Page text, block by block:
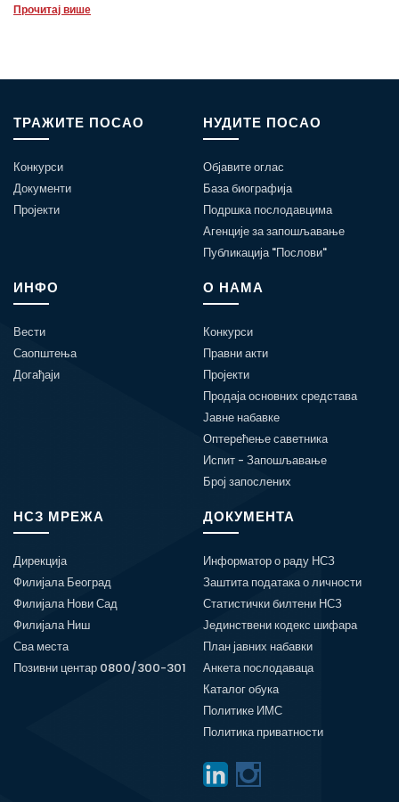
Прочитај више
ТРАЖИТЕ ПОСАО
Конкурси
Документи
Пројекти
НУДИТЕ ПОСАО
Објавите оглас
База биографија
Подршка послодавцима
Агенције за запошљавање
Публикација "Послови"
ИНФО
Вести
Саопштења
Догађаји
О НАМА
Конкурси
Правни акти
Пројекти
Продаја основних средстава
Јавне набавке
Оптерећење саветника
Испит - Запошљавање
Број запослених
НСЗ МРЕЖА
Дирекција
Филијала Београд
Филијала Нови Сад
Филијала Ниш
Сва места
Позивни центар 0800/300-301
ДОКУМЕНТА
Информатор о раду НСЗ
Заштита података о личности
Статистички билтени НСЗ
Јединствени кодекс шифара
План јавних набавки
Анкета послодаваца
Каталог обука
Политике ИМС
Политика приватности